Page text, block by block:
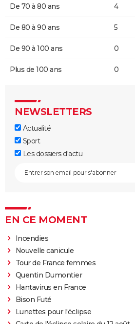
De 70 à 80 ans 4
De 80 à 90 ans 5
De 90 à 100 ans 0
Plus de 100 ans 0
NEWSLETTERS
Actualité
Sport
Les dossiers d'actu
EN CE MOMENT
Incendies
Nouvelle canicule
Tour de France femmes
Quentin Dumontier
Hantavirus en France
Bison Futé
Lunettes pour l'éclipse